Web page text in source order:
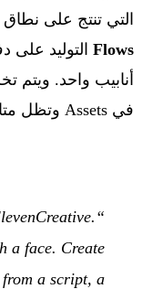
التي تنتج على نطاق
Flows التوليد على
في Assets وتظل متاحة من أي مساحة عمل.
a face. Create
a script, a